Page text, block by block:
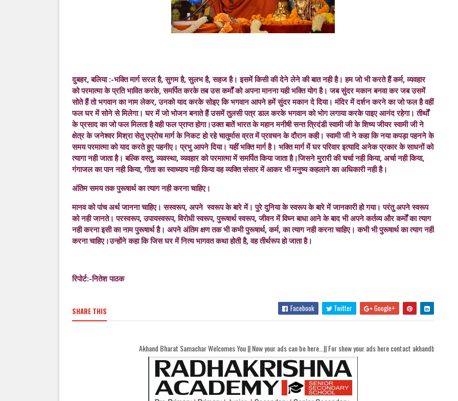
दुबहर, बलिया :-भक्ति मार्ग सरल है, सुगम है, सुलभ है, सहज है। इसमें किसी की देने लेने की बात नही है। हम जो भी करते हैं कर्म, व्यवहार
को परमात्मा के प्रति भावित करके, समर्पित करके तब उस कर्मों को अपना मानना यही भक्ति योग है। जब सुंदर मकान बनवा कर जब उसमें
सोते हैं तो भगवान का नाम लेकर, उनको याद करके सोइए कि भगवान आपने हमें सुंदर मकान दे दिया। मंदिर में दर्शन करने का जो फल है वहीं
फल घर में सोने से मिलेगा। घर में जो भोजन बनाते हैं उसमें तुलसी पत्र डाल करके भगवान को भोग लगाया करके पाइए आनंद रहेगा। तीर्थों
के प्रसाद का जो फल मिलता है वही फल प्राप्त होगा।उक्त बातें भारत के महान मनीषी सन्त त्रिदंडी स्वामी जी के शिष्य जीयर स्वामी जी ने
क्षेत्र के जनेश्वर मिश्रा सेतु एप्रोच मार्ग के निकट हो रहे चातुर्मास व्रत में प्रवचन के दौरान कही। स्वामी जी ने कहा कि नया कपड़ा पहनने के
समय परमात्मा को याद करते हुए पहनीए। प्रभु आपने दिया। यहीं भक्ति मार्ग है। भक्ति मार्ग में घर परिवार इत्यादि अनेक प्रकार के साधनों को
त्यागा नही जाता है। बल्कि वस्तु, व्यवस्था, व्यवहार को परमात्मा में समर्पित किया जाता है।जिसने मुरारी की चर्चा नही किया, अर्चा नही किया,
गंगाजल का पान नही किया, गीता का स्वाध्याय नही किया वह व्यक्ति संसार में आकर भी मनुष्य कहलाने का अधिकारी नही है।
अंतिम समय तक पुरूषार्थ का त्याग नही करना चाहिए।
मानव को पांच अर्थ जानना चाहिए। सस्वरूप, अपने स्वरूप के बारे में। पुरे दुनिया के स्वरूप के बारे में जानकारी हो गया। परंतु अपने स्वरूप
को नही जानते। परस्वरूप, उपायस्वरूप, विरोधी स्वरूप, पुरूषार्थ स्वरूप, जीवन में विघ्न बाधा आने के बाद भी अपने कर्तव्य और कर्मों का त्याग
नही करना इसी का नाम पुरूषार्थ है। अपने अंतिम क्षण तक भी कभी पुरूषार्थ, कर्म, का त्याग नही करना चाहिए। कभी भी पुरूषार्थ का त्याग नही
करना चाहिए।उन्होंने कहा कि जिस घर में नित्य भागवत कथा होती है, वह तीर्थरूप हो जाता है।
रिपोर्ट:-नितेश पाठक
SHARE THIS Facebook Twitter Google+
Akhand Bharat Samachar Welcomes You || Now your ads can be here...|| For show your ads here contact